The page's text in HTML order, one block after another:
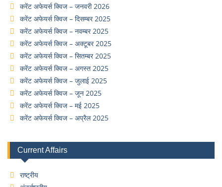
करेंट अफेयर्स क्विज – जनवरी 2026
करेंट अफेयर्स क्विज – दिसम्बर 2025
करेंट अफेयर्स क्विज – नवम्बर 2025
करेंट अफेयर्स क्विज – अक्टूबर 2025
करेंट अफेयर्स क्विज – सितम्बर 2025
करेंट अफेयर्स क्विज – अगस्त 2025
करेंट अफेयर्स क्विज – जुलाई 2025
करेंट अफेयर्स क्विज – जून 2025
करेंट अफेयर्स क्विज – मई 2025
करेंट अफेयर्स क्विज – अप्रैल 2025
Current Affairs
राष्ट्रीय